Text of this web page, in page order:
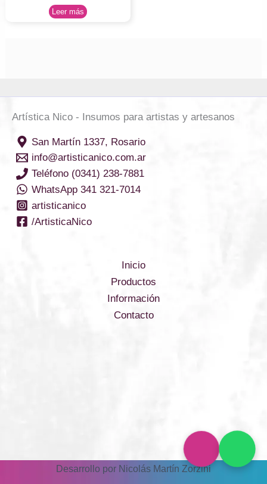
Leer más
Artística Nico - Insumos para artistas y artesanos
San Martín 1337, Rosario
info@artisticanico.com.ar
Teléfono (0341) 238-7881
WhatsApp 341 321-7014
artisticanico
/ArtisticaNico
Inicio
Productos
Información
Contacto
Desarrollo por Nicolás Martín Zorzini